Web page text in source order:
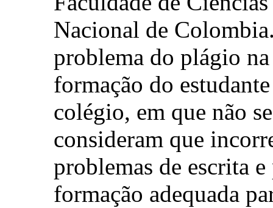
Nacional de
problema do plágio
formação do
colégio, em que não
consideram que
problemas de escrita
formação adequada